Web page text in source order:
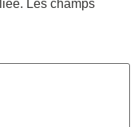
Les champs